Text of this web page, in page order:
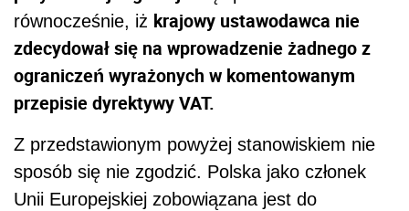
równocześnie, iż krajowy ustawodawca nie
zdecydował się na wprowadzenie żadnego z
ograniczeń wyrażonych w komentowanym
przepisie dyrektywy VAT.
Z przedstawionym powyżej stanowiskiem nie
sposób się nie zgodzić. Polska jako członek
Unii Europejskiej zobowiązana jest do